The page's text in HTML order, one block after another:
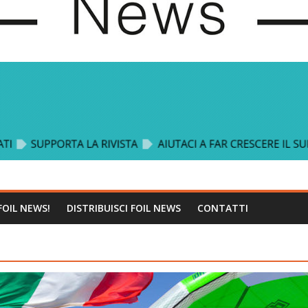
NEWS! DISTRIBUISCI FOIL NEWS CONTATTI